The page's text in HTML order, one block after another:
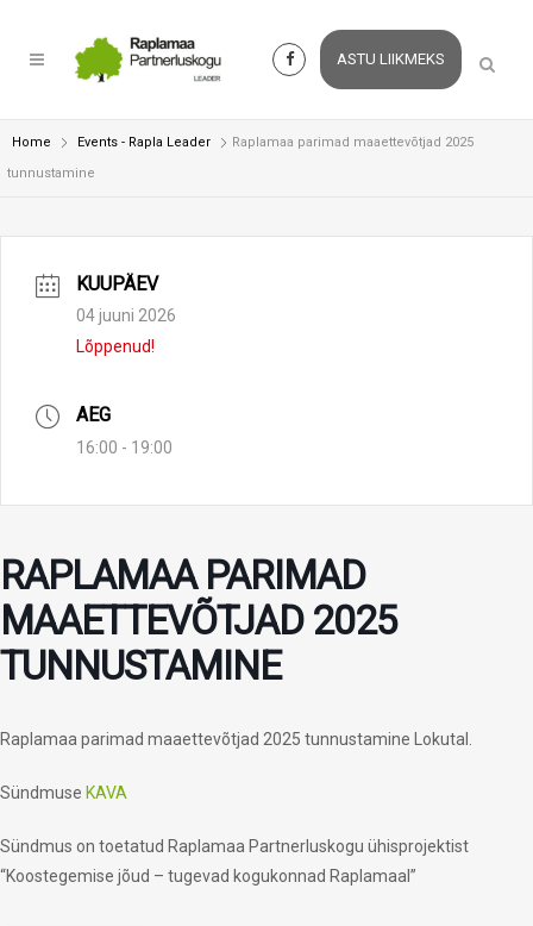
ASTU LIIKMEKS
Home Events - Rapla Leader
Raplamaa parimad maaettevõtjad 2025
tunnustamine
KUUPÄEV
04 juuni 2026
Lõppenud!
AEG
16:00 - 19:00
RAPLAMAA PARIMAD
MAAETTEVÕTJAD 2025
TUNNUSTAMINE
Raplamaa parimad maaettevõtjad 2025 tunnustamine Lokutal.
Sündmuse KAVA
Sündmus on toetatud Raplamaa Partnerluskogu ühisprojektist
“Koostegemise jõud – tugevad kogukonnad Raplamaal”